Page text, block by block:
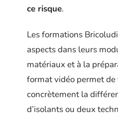
ce risque.
Les formations
aspects dans leurs
matériaux et à la
format vidéo permet de
concrètement la
d’isolants ou deux